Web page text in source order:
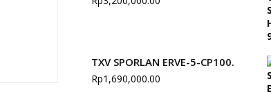
TXV SPORLAN ERVE-5-CP100.
Rp1,690,000.00